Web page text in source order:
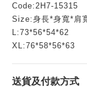
Code:2H7-15315
Size:身長*身寬*肩
L:73*56*54*62
XL:76*58*56*63
送貨及付款方式